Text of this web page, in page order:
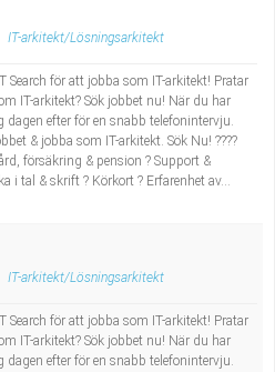
IT-arkitekt/Lösningsarkitekt
Search för att jobba som IT-arkitekt! Pratar
IT-arkitekt? Sök jobbet nu! När du har
dagen efter för en snabb telefonintervju.
& jobba som IT-arkitekt. Sök Nu! ????
försäkring & pension ? Support &
i tal & skrift ? Körkort ? Erfarenhet av...
IT-arkitekt/Lösningsarkitekt
Search för att jobba som IT-arkitekt! Pratar
IT-arkitekt? Sök jobbet nu! När du har
dagen efter för en snabb telefonintervju.